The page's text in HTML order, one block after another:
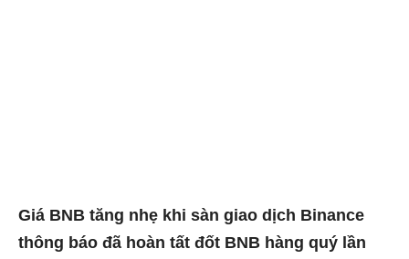
Giá BNB tăng nhẹ khi sàn giao dịch Binance
thông báo đã hoàn tất đốt BNB hàng quý lần